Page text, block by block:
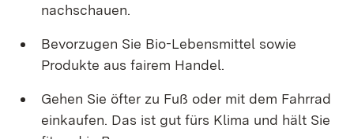
nachschauen.
Bevorzugen Sie Bio-Lebensmittel sowie
Produkte aus fairem Handel.
Gehen Sie öfter zu Fuß oder mit dem Fahrrad
einkaufen. Das ist gut fürs Klima und hält Sie